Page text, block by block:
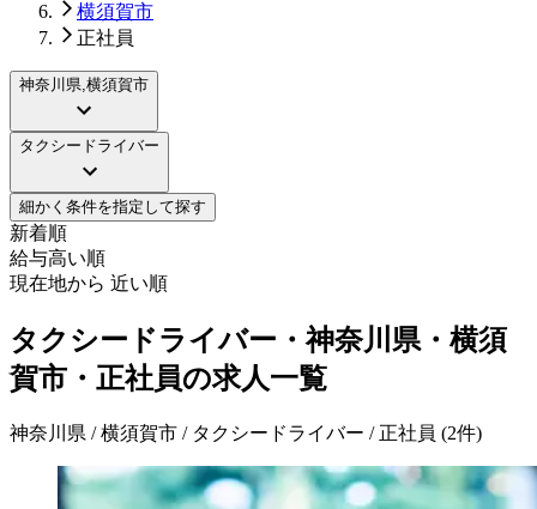
横須賀市
正社員
神奈川県,横須賀市
タクシードライバー
細かく条件を指定して探す
新着順
給与高い順
現在地から 近い順
タクシードライバー・神奈川県・横須
賀市・正社員の求人一覧
神奈川県 / 横須賀市 / タクシードライバー / 正社員 (2件)